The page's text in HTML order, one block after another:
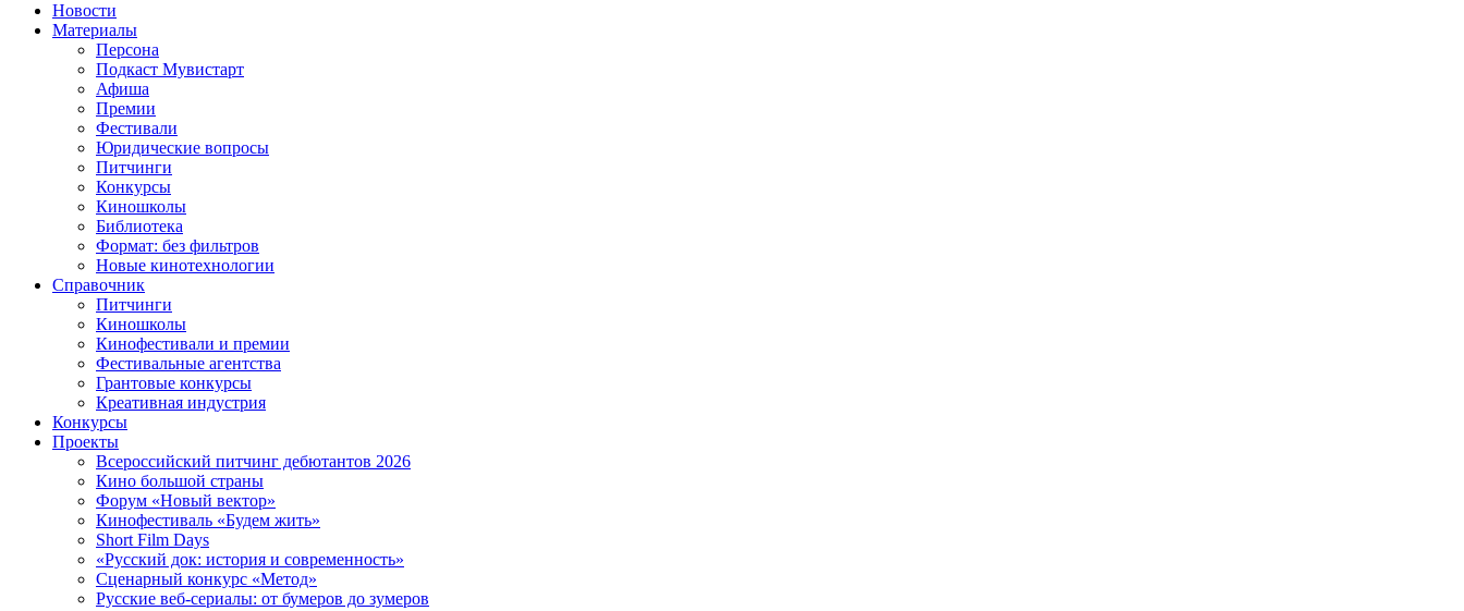
Новости
Материалы
Персона
Подкаст Мувистарт
Афиша
Премии
Фестивали
Юридические вопросы
Питчинги
Конкурсы
Киношколы
Библиотека
Формат: без фильтров
Новые кинотехнологии
Справочник
Питчинги
Киношколы
Кинофестивали и премии
Фестивальные агентства
Грантовые конкурсы
Креативная индустрия
Конкурсы
Проекты
Всероссийский питчинг дебютантов 2026
Кино большой страны
Форум «Новый вектор»
Кинофестиваль «Будем жить»
Short Film Days
«Русский док: история и современность»
Сценарный конкурс «Метод»
Русские веб-сериалы: от бумеров до зумеров